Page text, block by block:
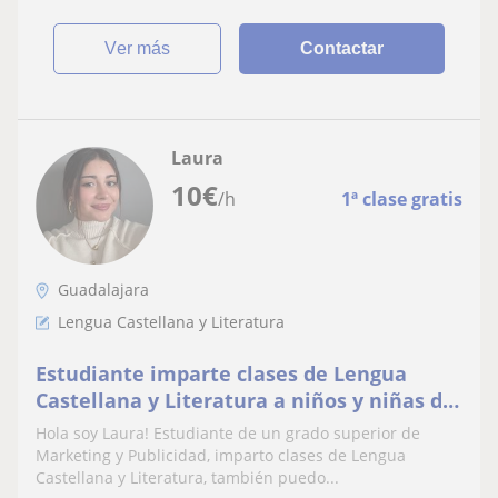
ver más Contactar
10€/h 1ª clase gratis
Laura
Guadalajara
Lengua Castellana y Literatura
Estudiante imparte clases de Lengua
Castellana y Literatura a niños y niñas de
primaria
Hola soy Laura! Estudiante de un grado superior de
Marketing y Publicidad, imparto clases de Lengua
Castellana y Literatura, también puedo...